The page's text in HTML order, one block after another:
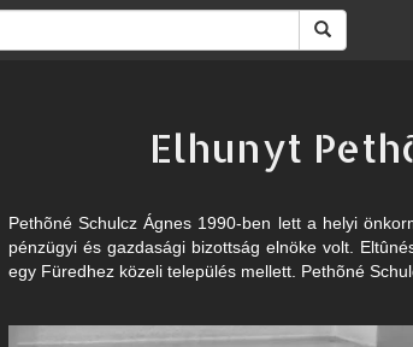
Elhunyt
Pethõné Schulcz Ágnes 1990-ben lett a helyi
pénzügyi és gazdasági bizottság elnöke volt.
egy Füredhez közeli település mellett. Pethõné